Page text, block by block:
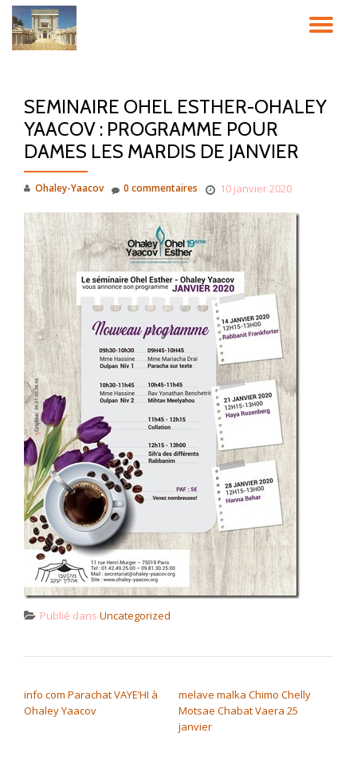
Aller
SEMINAIRE OHEL ESTHER-OHALEY
YAACOV : PROGRAMME POUR
DAMES LES MARDIS DE JANVIER
Ohaley-Yaacov 10 janvier 2020
0 commentaires
Publié dans Uncategorized
info com Parachat VAYE’HI à
Ohaley Yaacov
melave malka Chimo Chelly
Motsae Chabat Vaera 25
janvier